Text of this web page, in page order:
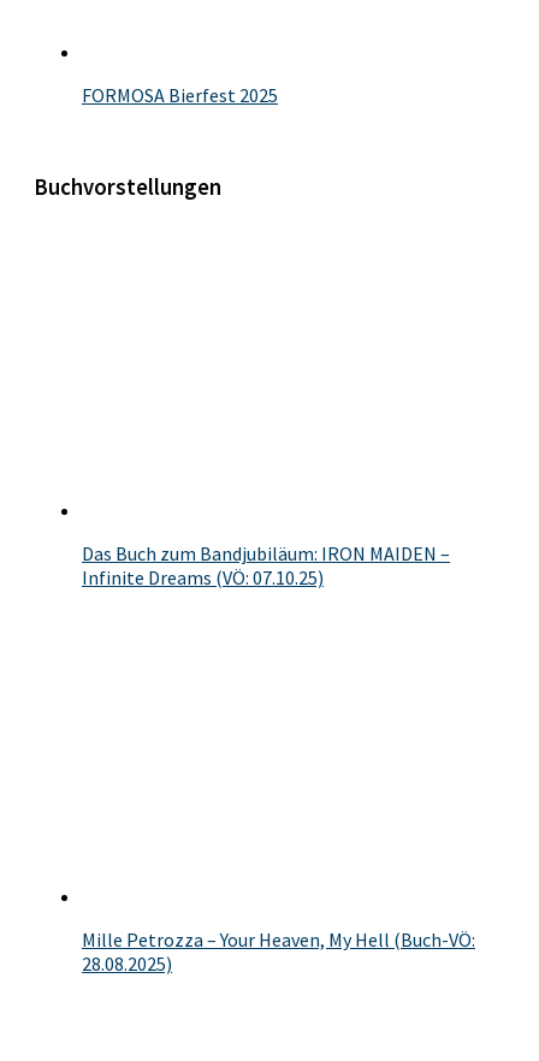
FORMOSA Bierfest 2025
Buchvorstellungen
Das Buch zum Bandjubiläum: IRON MAIDEN –
Infinite Dreams (VÖ: 07.10.25)
Mille Petrozza – Your Heaven, My Hell (Buch-VÖ:
28.08.2025)